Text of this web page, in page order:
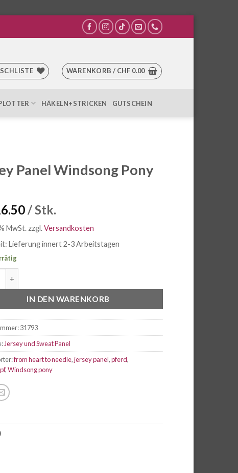
WARENKORB / CHF 0.00
HÄKELN+STRICKEN GUTSCHEIN
Panel Windsong Pony
/ Stk.
MwSt. zzgl.Versandkosten
Lieferung innert 2-3 Arbeitstagen
IN DEN WARENKORB
31793
Jersey und Sweat Panel
from heart to needle,jersey panel,pferd,
,Windsong pony